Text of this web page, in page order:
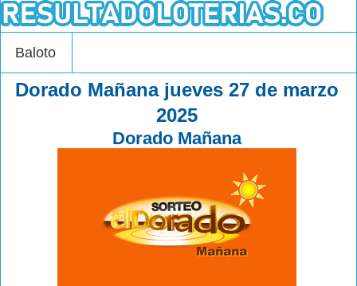
Baloto
Dorado Mañana jueves 27 de marzo
2025
Dorado Mañana